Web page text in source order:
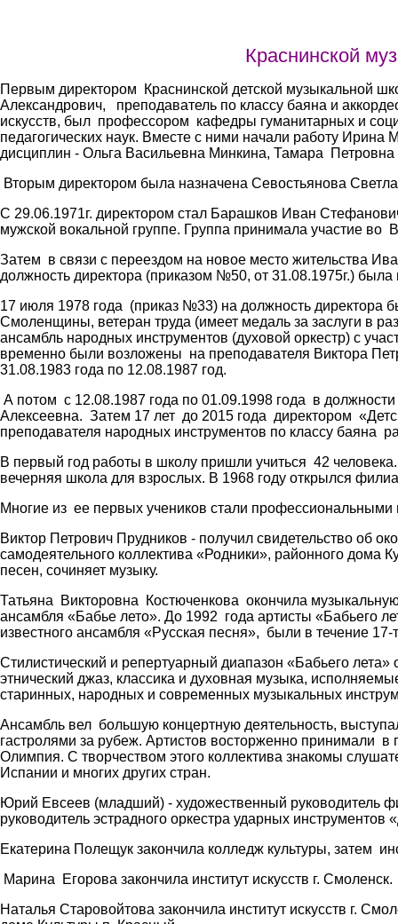
Краснинской
Первым директором Краснинской детской музыкальной
Александрович, преподаватель по классу баяна и
искусств, был профессором кафедры гуманитарных и
педагогических наук. Вместе с ними начали работу
дисциплин - Ольга Васильевна Минкина, Тамара
Вторым директором была назначена Севостьянова
С 29.06.1971г. директором стал Барашков Иван
мужской вокальной группе. Группа принимала участие во
Затем в связи с переездом на новое место жительства
должность директора (приказом №50, от 31.08.1975г.)
17 июля 1978 года (приказ №33) на должность директора
Смоленщины, ветеран труда (имеет медаль за заслуги в
ансамбль народных инструментов (духовой оркестр) с
временно были возложены на преподавателя Виктора
31.08.1983 года по 12.08.1987 год.
А потом с 12.08.1987 года по 01.09.1998 года в
Алексеевна. Затем 17 лет до 2015 года директором
преподавателя народных инструментов по классу баяна
В первый год работы в школу пришли учиться 42
вечерняя школа для взрослых. В 1968 году открылся
Многие из ее первых учеников стали профессиональными
Виктор Петрович Прудников - получил свидетельство об
самодеятельного коллектива «Родники», районного
песен, сочиняет музыку.
Татьяна Викторовна Костюченкова окончила
ансамбля «Бабье лето». До 1992 года артисты «Бабьего
известного ансамбля «Русская песня», были в течение
Стилистический и репертуарный диапазон «Бабьего
этнический джаз, классика и духовная музыка,
старинных, народных и современных музыкальных
Ансамбль вел большую концертную деятельность,
гастролями за рубеж. Артистов восторженно принимали
Олимпия. С творчеством этого коллектива знакомы
Испании и многих других стран.
Юрий Евсеев (младший) - художественный руководитель
руководитель эстрадного оркестра ударных
Екатерина Полещук закончила колледж культуры, затем
Марина Егорова закончила институт искусств г. Смоленск.
Наталья Старовойтова закончила институт искусств г.